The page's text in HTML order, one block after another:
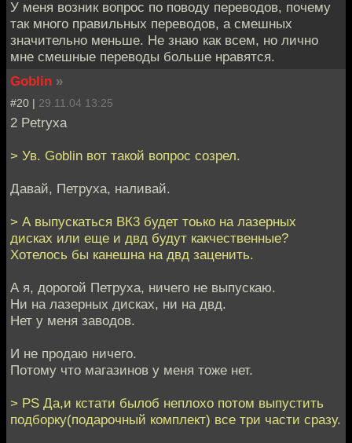
У меня возник вопрос по поводу переводов, почему
так много правильных переводов, а смешных
значительно меньше. Не знаю как всем, но лично
мне смешные переводы больше нравятся.
Goblin »
#20 | 29.11.04 13:25
2 Petryxa
> Ув. Goblin вот такой вопрос созрел.
Давай, Петруха, наливай.
> А выпускаться ВК3 будет тоько на лазерных
дисках или еще и двд будут какчественные?
Хотелось бы канешна на двд заценить.
А я, дорогой Петруха, ничего не выпускаю.
Ни на лазерных дисках, ни на двд.
Нет у меня заводов.
И не продаю ничего.
Потому что магазинов у меня тоже нет.
> PS Да,и кстати былоб неплохо потом выпустить
подборку(подарочный комплект) все три части сразу.